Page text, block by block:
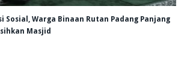
Sosial, Warga Binaan Rutan Padang Panjang
Masjid